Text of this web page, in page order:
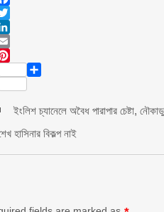
Pinterest
ইংলিশ চ্যানেলে অবৈধ পারাপার চেষ্টা,
হাসিনার বিকল্প নাই